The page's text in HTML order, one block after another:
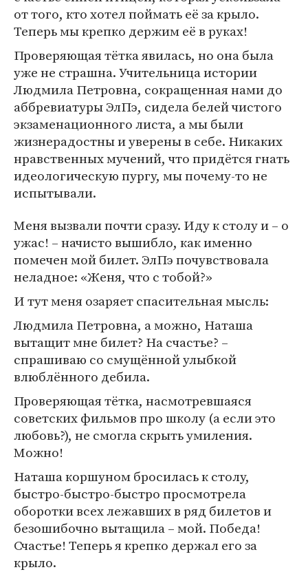
от того, кто хотел поймать её за крыло.
Теперь мы крепко держим её в руках!
Проверяющая тётка явилась, но она была
уже не страшна. Учительница истории
Людмила Петровна, сокращенная нами до
аббревиатуры ЭлПэ, сидела белей чистого
экзаменационного листа, а мы были
жизнерадостны и уверены в себе. Никаких
нравственных мучений, что придётся гнать
идеологическую пургу, мы почему-то не
испытывали.
Меня вызвали почти сразу. Иду к столу и – о
ужас! – начисто вышибло, как именно
помечен мой билет. ЭлПэ почувствовала
неладное: «Женя, что с тобой?»
И тут меня озаряет спасительная мысль:
Людмила Петровна, а можно, Наташа
вытащит мне билет? На счастье? –
спрашиваю со смущённой улыбкой
влюблённого дебила.
Проверяющая тётка, насмотревшаяся
советских фильмов про школу (а если это
любовь?), не смогла скрыть умиления.
Можно!
Наташа коршуном бросилась к столу,
быстро-быстро-быстро просмотрела
оборотки всех лежавших в ряд билетов и
безошибочно вытащила – мой. Победа!
Счастье! Теперь я крепко держал его за
крыло.